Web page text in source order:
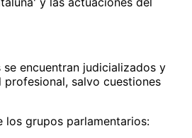
encuentran judicializados y
salvo cuestiones
los grupos parlamentarios: